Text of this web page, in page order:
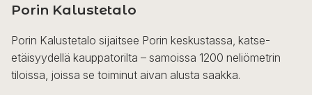
Porin Kalustetalo
Porin Kalustetalo sijaitsee Porin keskustassa, katse-
etäisyydellä kauppatorilta – samoissa 1200 neliömetrin
tiloissa, joissa se toiminut aivan alusta saakka.